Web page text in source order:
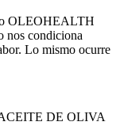
OLEOHEALTH
nos condiciona
Lo mismo ocurre